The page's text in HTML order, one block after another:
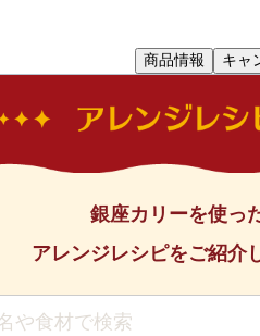
商品情報 キャ
銀座カリーを使っ
アレンジレシピをご紹介